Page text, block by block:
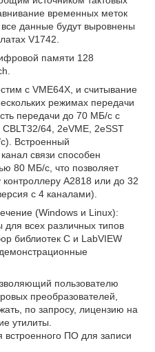
временных меток
данные будут выровнены
V1742.
памяти 128
с VME64X, и считывание
режимах передачи
передачи до 70 МБ/с с
64, 2eVME, 2eSST
Встроенный
связи способен
80 МБ/с, что позволяет
A2818 или до 32
с 4 каналами).
(Windows и Linux):
для всех различных типов
библиотек C и LabVIEW
пользователю
преобразователей,
по запросу, лицензию на
утилиты.
ПО для записи